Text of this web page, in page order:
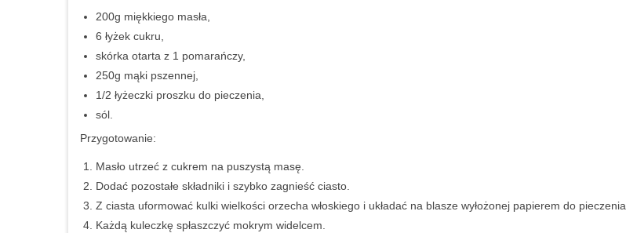
200g miękkiego masła,
6 łyżek cukru,
skórka otarta z 1 pomarańczy,
250g mąki pszennej,
1/2 łyżeczki proszku do pieczenia,
sól.
Przygotowanie:
Masło utrzeć z cukrem na puszystą masę.
Dodać pozostałe składniki i szybko zagnieść ciasto.
Z ciasta uformować kulki wielkości orzecha włoskiego i układać na blasze wyłożonej papierem do pieczenia.
Każdą kuleczkę spłaszczyć mokrym widelcem.